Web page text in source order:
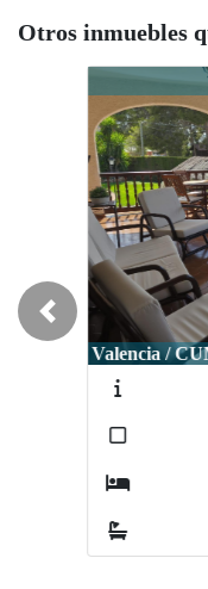
Otros inmuebles
1879-
Previous